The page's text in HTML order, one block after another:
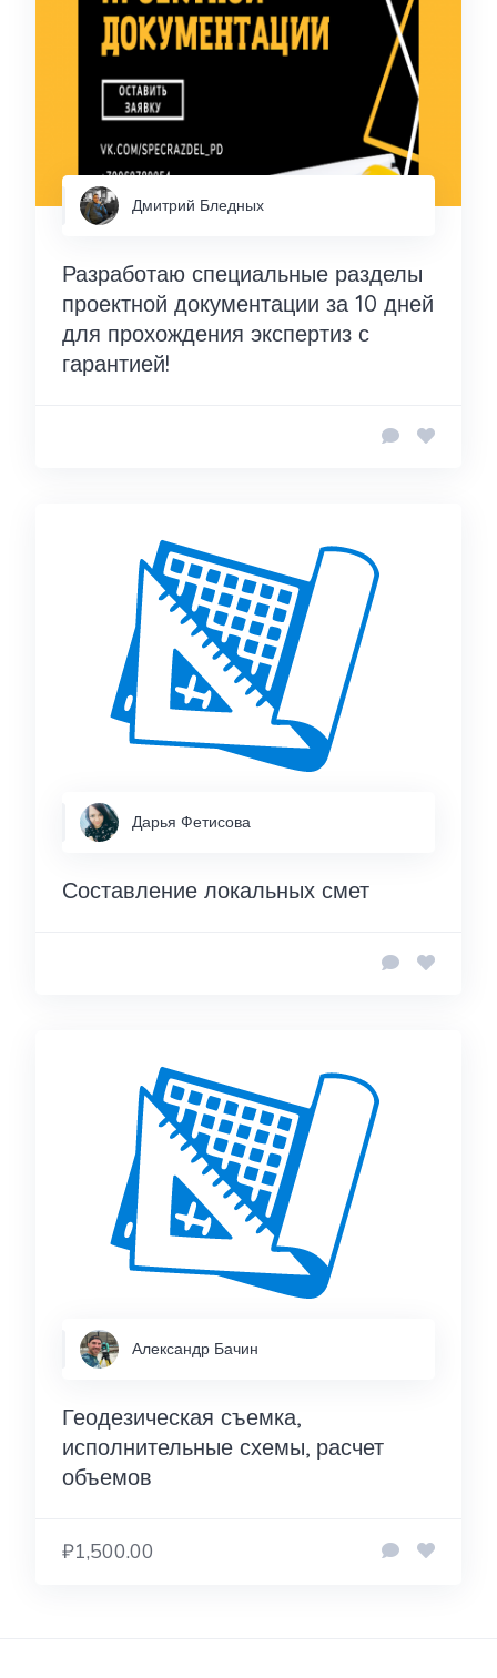
Дмитрий Бледных
Разработаю специальные разделы
проектной документации за 10 дней
для прохождения экспертиз с
гарантией!
Дарья Фетисова
Составление локальных смет
Александр Бачин
Геодезическая съемка,
исполнительные схемы, расчет
объемов
₽1,500.00